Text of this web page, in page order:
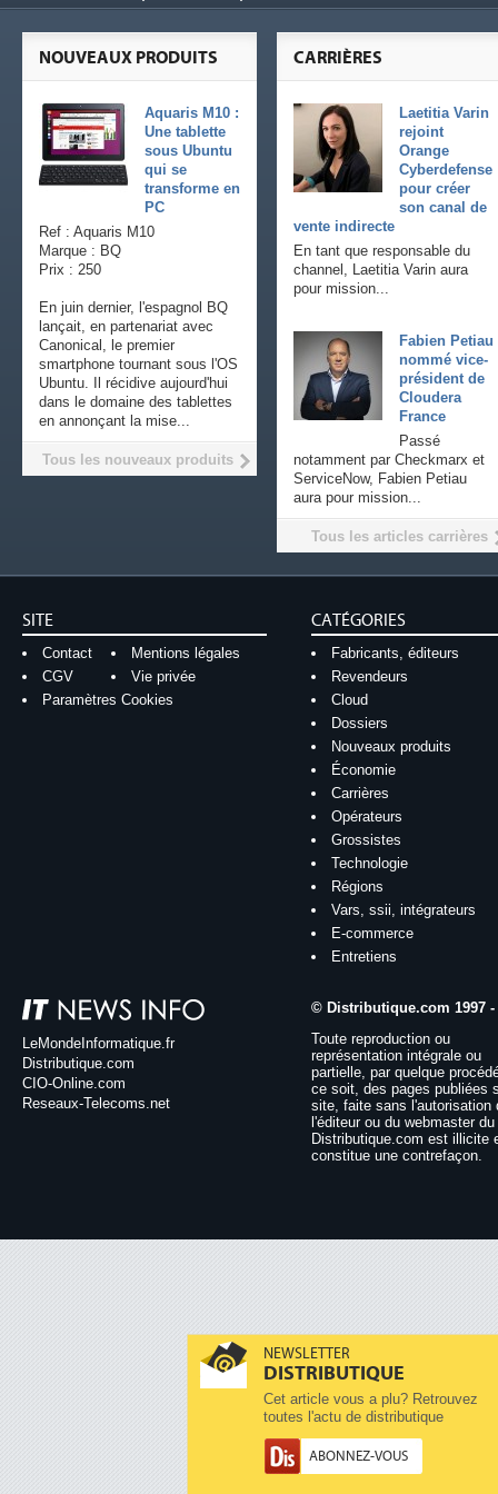
NEWSLETTER
DISTRIBUTIQUE
Cet article vous a plu? Retrouvez
toutes l'actu de distributique
ABONNEZ-VOUS
CARRIÈRES
Laetitia Varin
rejoint
Orange
Cyberdefense
pour créer
son canal de
vente indirecte
En tant que responsable du
channel, Laetitia Varin aura
pour mission...
Fabien Petiau
nommé vice-
président de
Cloudera
France
Passé
notamment par Checkmarx et
ServiceNow, Fabien Petiau
aura pour mission...
Tous les articles carrières
NOUVEAUX PRODUITS
Aquaris M10 :
Une tablette
sous Ubuntu
qui se
transforme en
PC
Ref : Aquaris M10
Marque : BQ
Prix : 250
En juin dernier, l'espagnol BQ
lançait, en partenariat avec
Canonical, le premier
smartphone tournant sous l'OS
Ubuntu. Il récidive aujourd'hui
dans le domaine des tablettes
en annonçant la mise...
Tous les nouveaux produits
SITE
Contact
Mentions légales
CGV
Vie privée
Paramètres Cookies
CATÉGORIES
Fabricants, éditeurs
Revendeurs
Cloud
Dossiers
Nouveaux produits
Économie
Carrières
Opérateurs
Grossistes
Technologie
Régions
Vars, ssii, intégrateurs
E-commerce
Entretiens
LeMondeInformatique.fr
Distributique.com
CIO-Online.com
Reseaux-Telecoms.net
© Distributique.com 1997 -
Toute reproduction ou
représentation intégrale ou
partielle, par quelque
ce soit, des pages publiées
site, faite sans l'autorisation
l'éditeur ou du webmaster
Distributique.com est illicite
constitue une contrefaçon.